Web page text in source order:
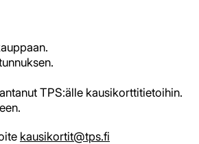
TPS:älle kausikorttitietoihin.
kausikortit@tps.fi